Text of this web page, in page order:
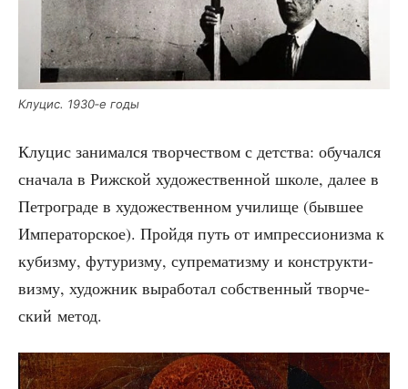
Клу­цис. 1930‑е годы
Клу­цис зани­мал­ся твор­че­ством с дет­ства: обу­чал­ся
сна­ча­ла в Риж­ской худо­же­ствен­ной шко­ле, далее в
Пет­ро­гра­де в худо­же­ствен­ном учи­ли­ще (быв­шее
Импе­ра­тор­ское). Прой­дя путь от импрес­си­о­низ­ма к
кубиз­му, футу­риз­му, супре­ма­тиз­му и кон­струк­ти­
виз­му, худож­ник выра­бо­тал соб­ствен­ный твор­че­
ский метод.